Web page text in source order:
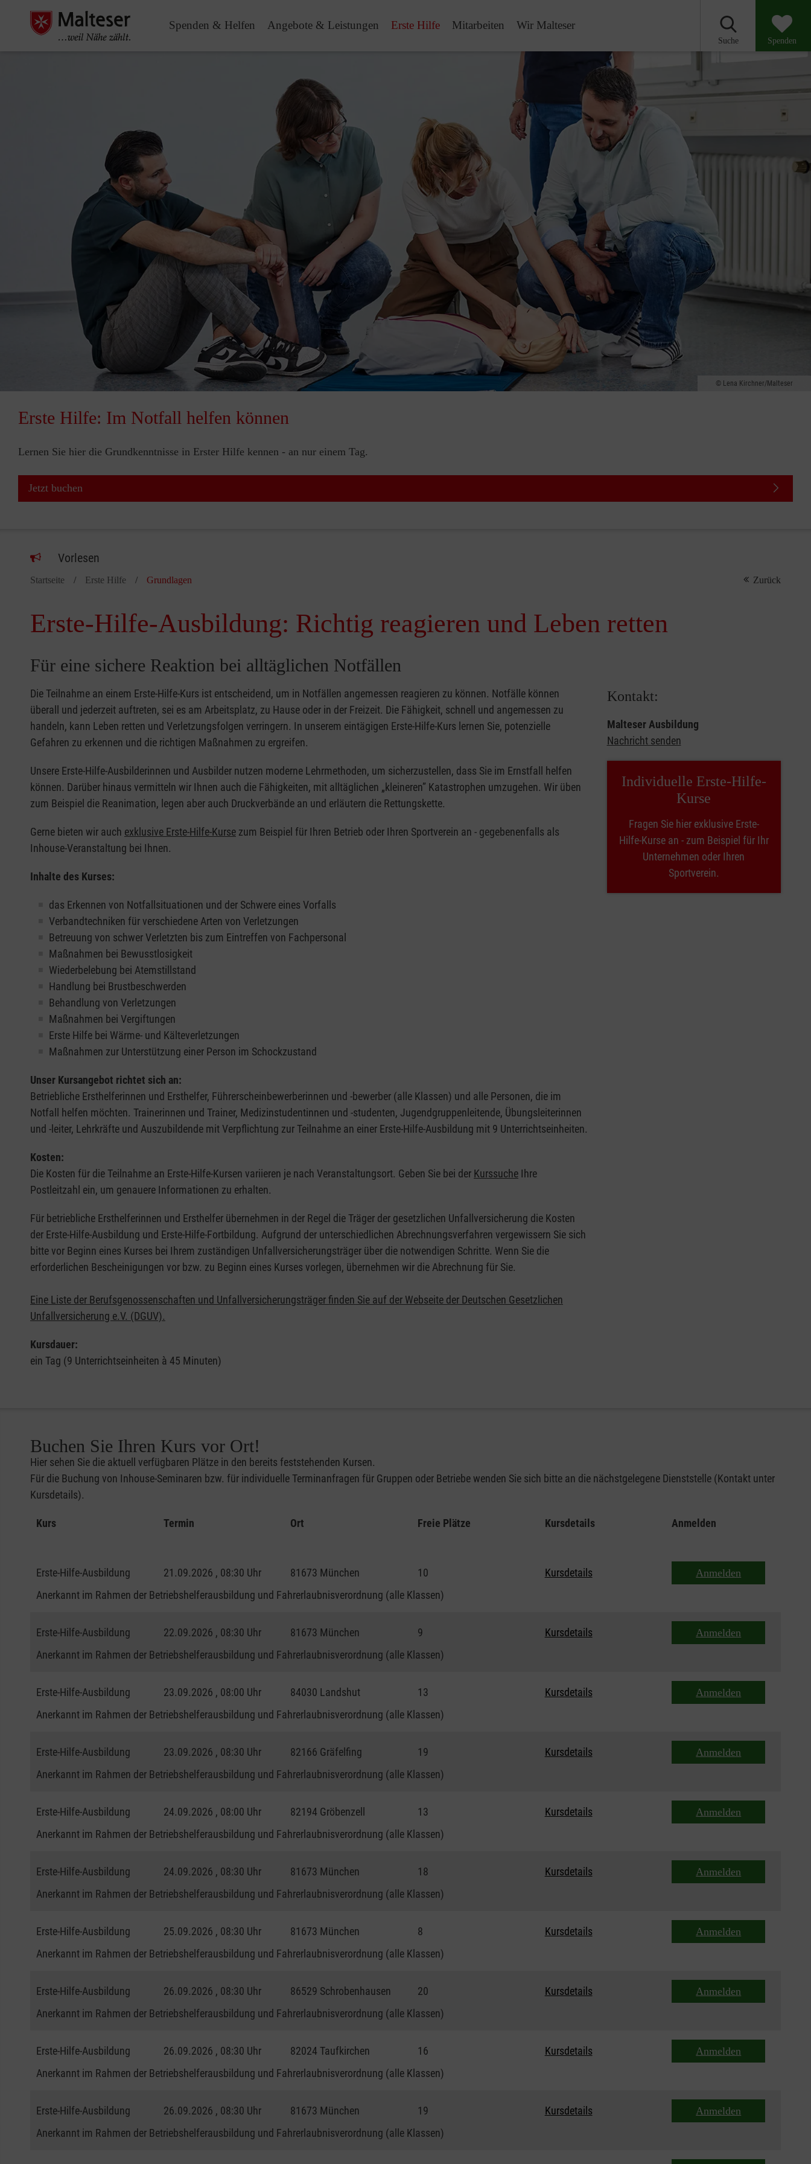
Spenden & Helfen Angebote & Leistungen Erste Hilfe Mitarbeiten Wir Malteser
Suche Spenden
Lena Kirchner/Malteser
Erste Hilfe: Im Notfall helfen können
Lernen Sie hier die Grundkenntnisse in Erster Hilfe kennen - an nur einem Tag.
Jetzt buchen
Vorlesen
Startseite Erste Hilfe Grundlagen Zurück
Erste-Hilfe-Ausbildung: Richtig reagieren und Leben retten
Für eine sichere Reaktion bei alltäglichen Notfällen
Die Teilnahme an einem Erste-Hilfe-Kurs ist entscheidend, um in Notfällen angemessen reagieren zu können. Notfälle können
überall und jederzeit auftreten, sei es am Arbeitsplatz, zu Hause oder in der Freizeit. Die Fähigkeit, schnell und angemessen zu
handeln, kann Leben retten und Verletzungsfolgen verringern. In unserem eintägigen Erste-Hilfe-Kurs lernen Sie, potenzielle
Gefahren zu erkennen und die richtigen Maßnahmen zu ergreifen.
Unsere Erste-Hilfe-Ausbilderinnen und Ausbilder nutzen moderne Lehrmethoden, um sicherzustellen, dass Sie im Ernstfall helfen
können. Darüber hinaus vermitteln wir Ihnen auch die Fähigkeiten, mit alltäglichen „kleineren” Katastrophen umzugehen. Wir üben
zum Beispiel die Reanimation, legen aber auch Druckverbände an und erläutern die Rettungskette.
Gerne bieten wir auch exklusive Erste-Hilfe-Kurse zum Beispiel für Ihren Betrieb oder Ihren Sportverein an - gegebenenfalls als
Inhouse-Veranstaltung bei Ihnen.
Inhalte des Kurses:
das Erkennen von Notfallsituationen und der Schwere eines Vorfalls
Verbandtechniken für verschiedene Arten von Verletzungen
Betreuung von schwer Verletzten bis zum Eintreffen von Fachpersonal
Maßnahmen bei Bewusstlosigkeit
Wiederbelebung bei Atemstillstand
Handlung bei Brustbeschwerden
Behandlung von Verletzungen
Maßnahmen bei Vergiftungen
Erste Hilfe bei Wärme- und Kälteverletzungen
Maßnahmen zur Unterstützung einer Person im Schockzustand
Unser Kursangebot richtet sich an:
Betriebliche Ersthelferinnen und Ersthelfer, Führerscheinbewerberinnen und -bewerber (alle Klassen) und alle Personen, die im
Notfall helfen möchten. Trainerinnen und Trainer, Medizinstudentinnen und -studenten, Jugendgruppenleitende, Übungsleiterinnen
und -leiter, Lehrkräfte und Auszubildende mit Verpflichtung zur Teilnahme an einer Erste-Hilfe-Ausbildung mit 9 Unterrichtseinheiten.
Kosten:
Die Kosten für die Teilnahme an Erste-Hilfe-Kursen variieren je nach Veranstaltungsort. Geben Sie bei der Kurssuche Ihre
Postleitzahl ein, um genauere Informationen zu erhalten.
Für betriebliche Ersthelferinnen und Ersthelfer übernehmen in der Regel die Träger der gesetzlichen Unfallversicherung die Kosten
der Erste-Hilfe-Ausbildung und Erste-Hilfe-Fortbildung. Aufgrund der unterschiedlichen Abrechnungsverfahren vergewissern Sie sich
bitte vor Beginn eines Kurses bei Ihrem zuständigen Unfallversicherungsträger über die notwendigen Schritte. Wenn Sie die
erforderlichen Bescheinigungen vor bzw. zu Beginn eines Kurses vorlegen, übernehmen wir die Abrechnung für Sie.
Eine Liste der Berufsgenossenschaften und Unfallversicherungsträger finden Sie auf der Webseite der Deutschen Gesetzlichen
Unfallversicherung e.V. (DGUV).
Kursdauer:
ein Tag (9 Unterrichtseinheiten à 45 Minuten)
Kontakt:
Malteser Ausbildung
Nachricht senden
Individuelle Erste-Hilfe-
Kurse
Fragen Sie hier exklusive Erste-
Hilfe-Kurse an - zum Beispiel für Ihr
Unternehmen oder Ihren
Sportverein.
Buchen Sie Ihren Kurs vor Ort!
Hier sehen Sie die aktuell verfügbaren Plätze in den bereits feststehenden Kursen.
Für die Buchung von Inhouse-Seminaren bzw. für individuelle Terminanfragen für Gruppen oder Betriebe wenden Sie sich bitte an die nächstgelegene Dienststelle (Kontakt unter
Kursdetails).
Kurs Termin Ort Freie Plätze Kursdetails Anmelden
Erste-Hilfe-Ausbildung 21.09.2026 , 08:30 Uhr 81673 München 10 Kursdetails Anmelden
Anerkannt im Rahmen der Betriebshelferausbildung und Fahrerlaubnisverordnung (alle Klassen)
Erste-Hilfe-Ausbildung 22.09.2026 , 08:30 Uhr 81673 München 9 Kursdetails Anmelden
Anerkannt im Rahmen der Betriebshelferausbildung und Fahrerlaubnisverordnung (alle Klassen)
Erste-Hilfe-Ausbildung 23.09.2026 , 08:00 Uhr 84030 Landshut 13 Kursdetails Anmelden
Anerkannt im Rahmen der Betriebshelferausbildung und Fahrerlaubnisverordnung (alle Klassen)
Erste-Hilfe-Ausbildung 23.09.2026 , 08:30 Uhr 82166 Gräfelfing 19 Kursdetails Anmelden
Anerkannt im Rahmen der Betriebshelferausbildung und Fahrerlaubnisverordnung (alle Klassen)
Erste-Hilfe-Ausbildung 24.09.2026 , 08:00 Uhr 82194 Gröbenzell 13 Kursdetails Anmelden
Anerkannt im Rahmen der Betriebshelferausbildung und Fahrerlaubnisverordnung (alle Klassen)
Erste-Hilfe-Ausbildung 24.09.2026 , 08:30 Uhr 81673 München 18 Kursdetails Anmelden
Anerkannt im Rahmen der Betriebshelferausbildung und Fahrerlaubnisverordnung (alle Klassen)
Erste-Hilfe-Ausbildung 25.09.2026 , 08:30 Uhr 81673 München 8 Kursdetails Anmelden
Anerkannt im Rahmen der Betriebshelferausbildung und Fahrerlaubnisverordnung (alle Klassen)
Erste-Hilfe-Ausbildung 26.09.2026 , 08:30 Uhr 86529 Schrobenhausen 20 Kursdetails Anmelden
Anerkannt im Rahmen der Betriebshelferausbildung und Fahrerlaubnisverordnung (alle Klassen)
Erste-Hilfe-Ausbildung 26.09.2026 , 08:30 Uhr 82024 Taufkirchen 16 Kursdetails Anmelden
Anerkannt im Rahmen der Betriebshelferausbildung und Fahrerlaubnisverordnung (alle Klassen)
Erste-Hilfe-Ausbildung 26.09.2026 , 08:30 Uhr 81673 München 19 Kursdetails Anmelden
Anerkannt im Rahmen der Betriebshelferausbildung und Fahrerlaubnisverordnung (alle Klassen)